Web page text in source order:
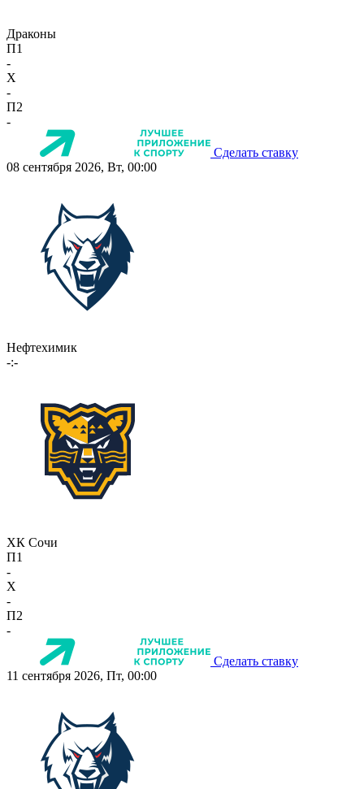
Драконы
П1
-
X
-
П2
-
Сделать ставку
08 сентября 2026, Вт, 00:00
Нефтехимик
-:-
ХК Сочи
П1
-
X
-
П2
-
Сделать ставку
11 сентября 2026, Пт, 00:00